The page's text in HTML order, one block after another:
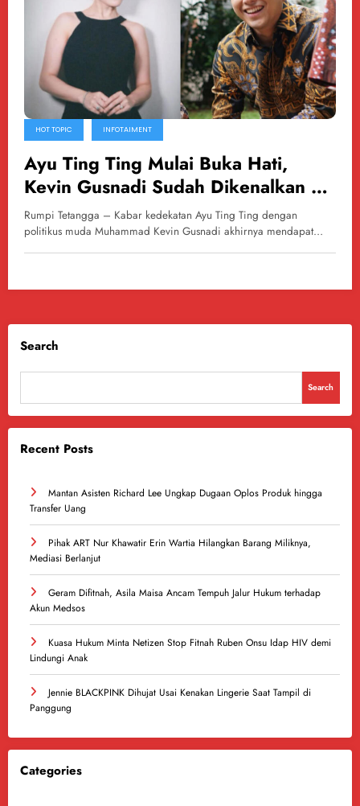
HOT TOPIC INFOTAIMENT
Ayu Ting Ting Mulai Buka Hati,
Kevin Gusnadi Sudah Dikenalkan ke
Keluarga
Rumpi Tetangga – Kabar kedekatan Ayu Ting Ting dengan
politikus muda Muhammad Kevin Gusnadi akhirnya mendapat…
Search
Search
Recent Posts
Mantan Asisten Richard Lee Ungkap Dugaan Oplos Produk hingga
Transfer Uang
Pihak ART Nur Khawatir Erin Wartia Hilangkan Barang Miliknya,
Mediasi Berlanjut
Geram Difitnah, Asila Maisa Ancam Tempuh Jalur Hukum terhadap
Akun Medsos
Kuasa Hukum Minta Netizen Stop Fitnah Ruben Onsu Idap HIV demi
Lindungi Anak
Jennie BLACKPINK Dihujat Usai Kenakan Lingerie Saat Tampil di
Panggung
Categories